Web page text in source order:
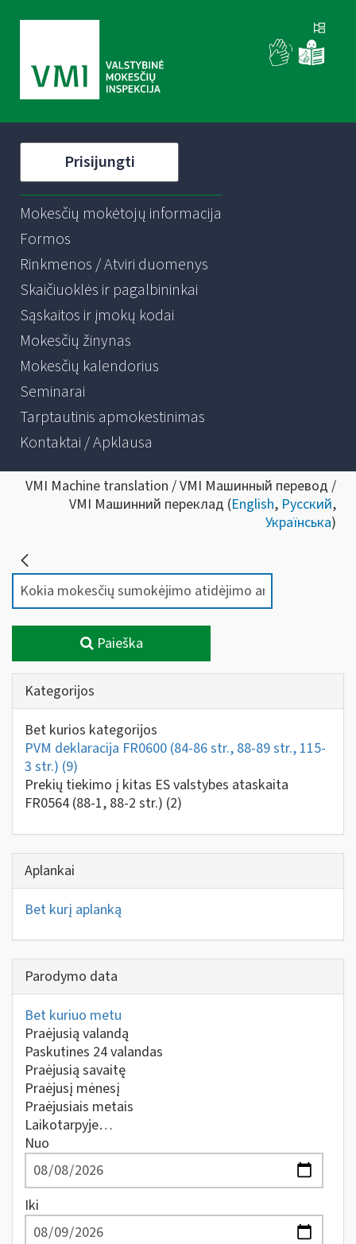
Prisijungti
Mokesčių mokėtojų informacija
Formos
Rinkmenos / Atviri duomenys
Skaičiuoklės ir pagalbininkai
Sąskaitos ir įmokų kodai
Mokesčių žinynas
Mokesčių kalendorius
Seminarai
Tarptautinis apmokestinimas
Kontaktai / Apklausa
VMI Machine translation / VMI Машинный перевод /
VMI Машинний переклад (English, Русский,
Українська)
Paieška
Kategorijos
Bet kurios kategorijos
PVM deklaracija FR0600 (84-86 str., 88-89 str., 115-
3 str.) (9)
Prekių tiekimo į kitas ES valstybes ataskaita
FR0564 (88-1, 88-2 str.) (2)
Aplankai
Bet kurį aplanką
Parodymo data
Bet kuriuo metu
Praėjusią valandą
Paskutines 24 valandas
Praėjusią savaitę
Praėjusį mėnesį
Praėjusiais metais
Laikotarpyje…
Nuo
Iki